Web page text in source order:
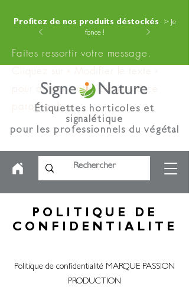
Profitez de nos produits déstockés
> Je
fonce !
Faites ressortir votre message.
Cliquez sur « Modifier le texte »
pour ajouter votre contenu à ce
paragraphe.
Étiquettes horticoles et
signalétique
pour les professionnels du végétal
POLITIQUE DE
CONFIDENTIALITE
Politique de confidentialité MARQUE PASSION
PRODUCTION